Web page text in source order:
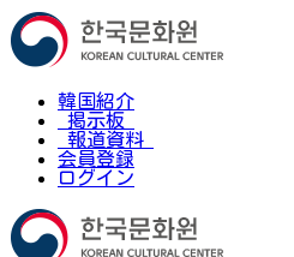
韓国紹介
掲示板
報道資料
会員登録
ログイン